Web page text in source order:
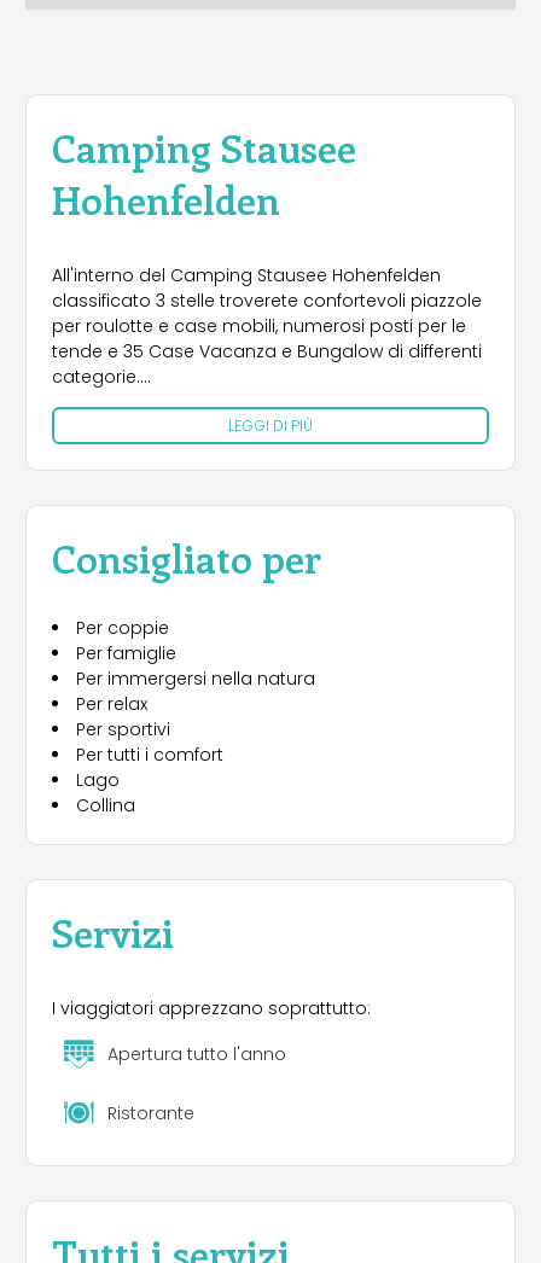
Camping Stausee
Hohenfelden
All'interno del Camping Stausee Hohenfelden
classificato 3 stelle troverete confortevoli piazzole
per roulotte e case mobili, numerosi posti per le
tende e 35 Case Vacanza e Bungalow di differenti
categorie.
Il Camping offre piazzole per ospitare 100 posti
tenda.
Al fine di rendere il vostro soggiorno il più
igienici con docce, un piccolo chiosco, lavatrici e
asciugatrici.
LEGGI DI PIÙ
Consigliato per
Per coppie
Per famiglie
Per immergersi nella natura
Per relax
Per sportivi
Per tutti i comfort
Lago
Collina
Servizi
I viaggiatori apprezzano soprattutto:
Apertura tutto l'anno
Ristorante